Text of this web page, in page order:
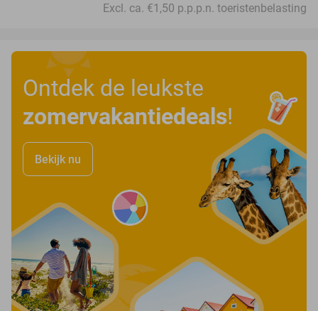
Excl. ca. €1,50 p.p.p.n. toeristenbelasting
Ontdek de leukste
zomervakantiedeals!
Bekijk nu